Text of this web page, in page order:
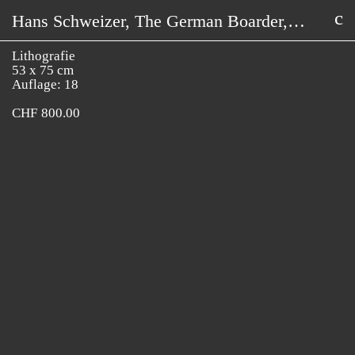
Hans Schweizer, The German Boarder,
2008
Lithografie
53 x 75 cm
Auflage: 18
CHF 800.00